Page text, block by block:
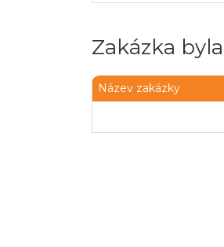
Zakázka
Název zakázky